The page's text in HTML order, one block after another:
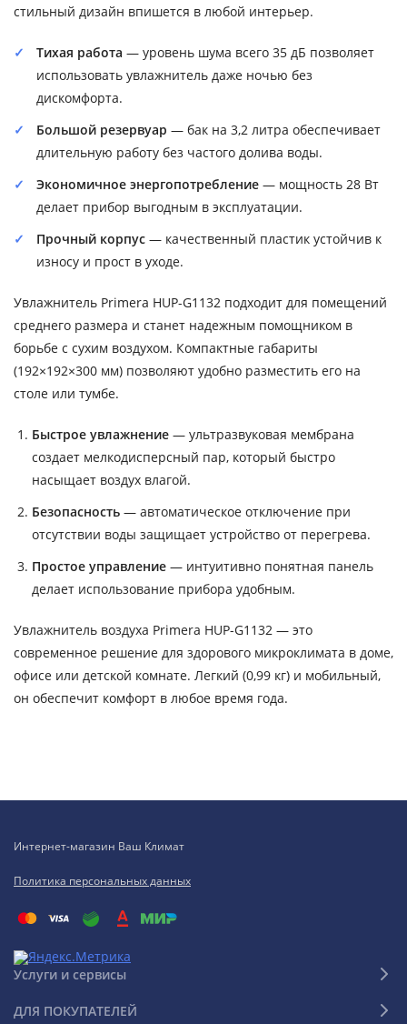
стильный дизайн впишется в любой интерьер.
Тихая работа — уровень шума всего 35 дБ позволяет
использовать увлажнитель даже ночью без
дискомфорта.
Большой резервуар — бак на 3,2 литра обеспечивает
длительную работу без частого долива воды.
Экономичное энергопотребление — мощность 28 Вт
делает прибор выгодным в эксплуатации.
Прочный корпус — качественный пластик устойчив к
износу и прост в уходе.
Увлажнитель Primera HUP-G1132 подходит для помещений
среднего размера и станет надежным помощником в
борьбе с сухим воздухом. Компактные габариты
(192×192×300 мм) позволяют удобно разместить его на
столе или тумбе.
Быстрое увлажнение — ультразвуковая мембрана
создает мелкодисперсный пар, который быстро
насыщает воздух влагой.
Безопасность — автоматическое отключение при
отсутствии воды защищает устройство от перегрева.
Простое управление — интуитивно понятная панель
делает использование прибора удобным.
Увлажнитель воздуха Primera HUP-G1132 — это
современное решение для здорового микроклимата в доме,
офисе или детской комнате. Легкий (0,99 кг) и мобильный,
он обеспечит комфорт в любое время года.
Интернет-магазин Ваш Климат
Политика персональных данных
Услуги и сервисы
ДЛЯ ПОКУПАТЕЛЕЙ